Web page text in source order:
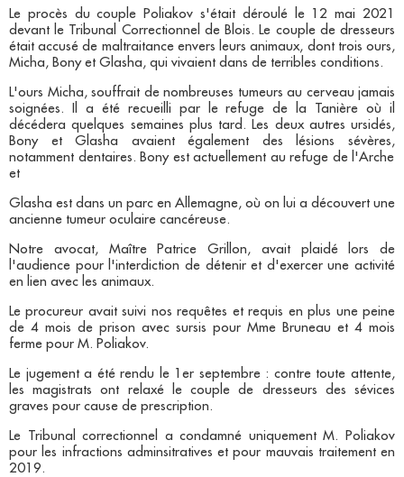
Le procès du couple Poliakov s'était déroulé le 12 mai 2021
devant le Tribunal Correctionnel de Blois. Le couple de dresseurs
était accusé de maltraitance envers leurs animaux, dont trois ours,
Micha, Bony et Glasha, qui vivaient dans de terribles conditions.
L'ours Micha, souffrait de nombreuses tumeurs au cerveau jamais
soignées. Il a été recueilli par le refuge de la Tanière où il
décédera quelques semaines plus tard. Les deux autres ursidés,
Bony et Glasha avaient également des lésions sévères,
notamment dentaires. Bony est actuellement au refuge de l'Arche
et
Glasha est dans un parc en Allemagne, où on lui a découvert une
ancienne tumeur oculaire cancéreuse.
Notre avocat, Maître Patrice Grillon, avait plaidé lors de
l'audience pour l'interdiction de détenir et d'exercer une activité
en lien avec les animaux.
Le procureur avait suivi nos requêtes et requis en plus une peine
de 4 mois de prison avec sursis pour Mme Bruneau et 4 mois
ferme pour M. Poliakov.
Le jugement a été rendu le 1er septembre : contre toute attente,
les magistrats ont relaxé le couple de dresseurs des sévices
graves pour cause de prescription.
Le Tribunal correctionnel a condamné uniquementM. Poliakov
pour les infractions adminsitratives et pour mauvais traitement en
2019.